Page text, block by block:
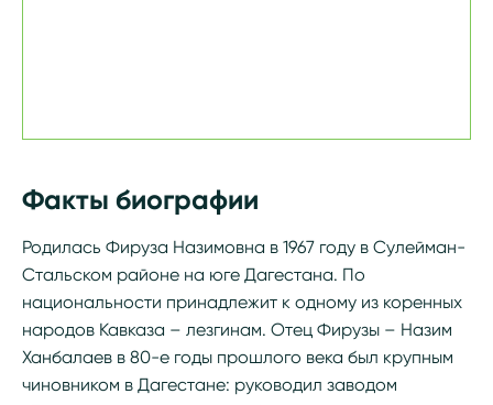
Факты биографии
Родилась Фируза Назимовна в 1967 году в Сулейман-
Стальском районе на юге Дагестана. По
национальности принадлежит к одному из коренных
народов Кавказа – лезгинам. Отец Фирузы – Назим
Ханбалаев в 80-е годы прошлого века был крупным
чиновником в Дагестане: руководил заводом